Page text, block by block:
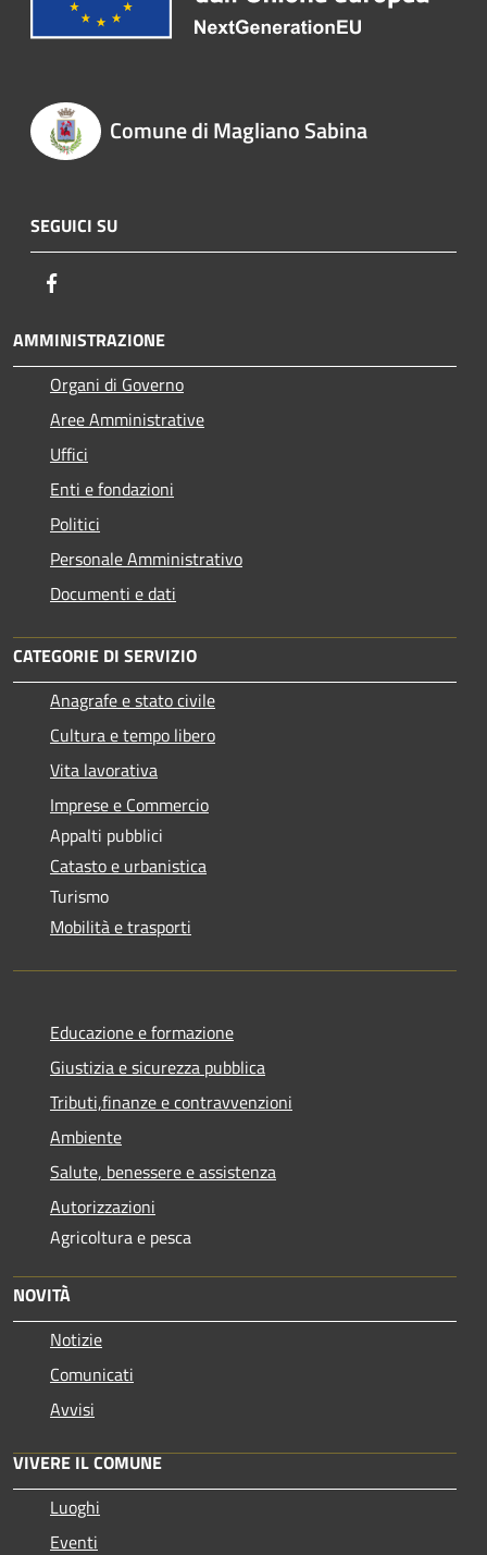
Comune di Magliano Sabina
SEGUICI SU
AMMINISTRAZIONE
Organi di Governo
Aree Amministrative
Uffici
Enti e fondazioni
Politici
Personale Amministrativo
Documenti e dati
CATEGORIE DI SERVIZIO
Anagrafe e stato civile
Cultura e tempo libero
Vita lavorativa
Imprese e Commercio
Appalti pubblici
Catasto e urbanistica
Turismo
Mobilità e trasporti
Educazione e formazione
Giustizia e sicurezza pubblica
Tributi,finanze e contravvenzioni
Ambiente
Salute, benessere e assistenza
Autorizzazioni
Agricoltura e pesca
NOVITÀ
Notizie
Comunicati
Avvisi
VIVERE IL COMUNE
Luoghi
Eventi